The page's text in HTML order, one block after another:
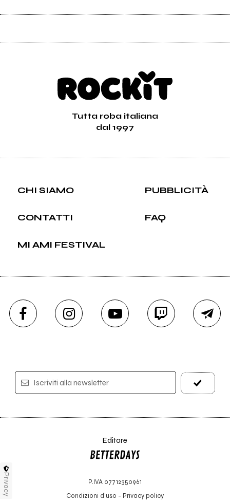
Tutta roba italiana
dal 1997
CHI SIAMO PUBBLICITÀ
CONTATTI FAQ
MI AMI FESTIVAL
Iscriviti alla newsletter
Editore
P.IVA 07712350961
Condizioni d'uso - Privacy policy
Privacy